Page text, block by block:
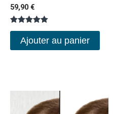
59,90 €
Note
5.00
sur 5
Ajouter au panier